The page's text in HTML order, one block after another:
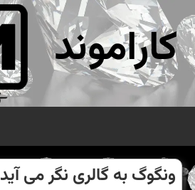
کاراموند
ونگوگ به گالری نگر می آید